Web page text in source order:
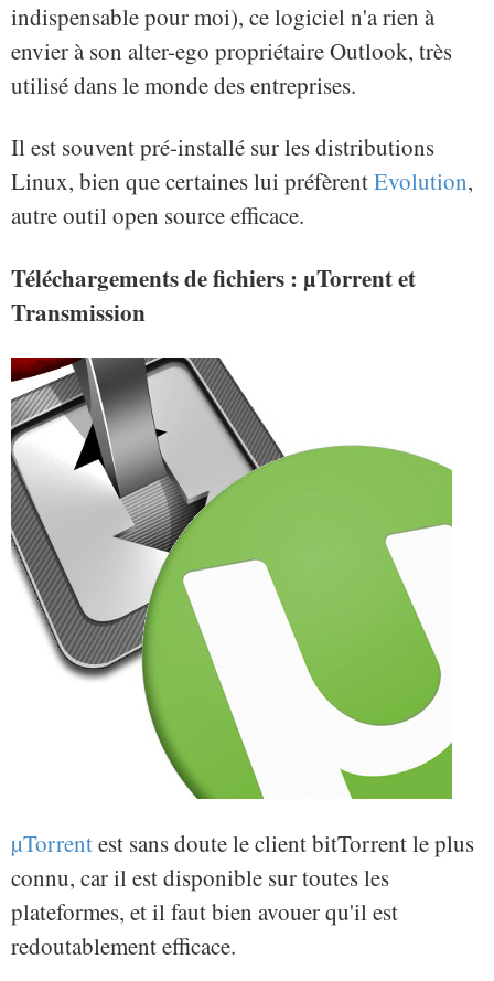
indispensable pour moi), ce logiciel n'a rien à
envier à son alter-ego propriétaire Outlook, très
utilisé dans le monde des entreprises.
Il est souvent pré-installé sur les distributions
Linux, bien que certaines lui préfèrentEvolution,
autre outil open source efficace.
Téléchargements de fichiers : µTorrent et
Transmission
µTorrentest sans doute le client bitTorrent le plus
connu, car il est disponible sur toutes les
plateformes, et il faut bien avouer qu'il est
redoutablement efficace.